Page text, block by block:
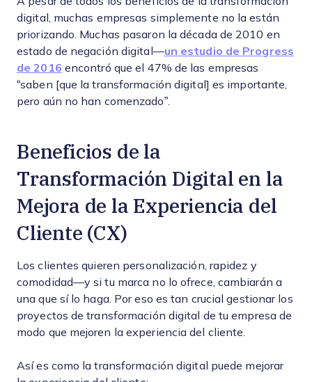
digital, muchas empresas simplemente no la están
priorizando. Muchas pasaron la década de 2010 en
estado de negación digital—un estudio de Progress
de 2016 encontró que el 47% de las empresas
“saben [que la transformación digital] es importante,
pero aún no han comenzado”.
Beneficios de la
Transformación Digital en la
Mejora de la Experiencia del
Cliente (CX)
Los clientes quieren personalización, rapidez y
comodidad—y si tu marca no lo ofrece, cambiarán a
una que sí lo haga. Por eso es tan crucial gestionar los
proyectos de transformación digital de tu empresa de
modo que mejoren la experiencia del cliente.
Así es como la transformación digital puede mejorar